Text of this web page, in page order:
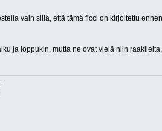
vain sillä, että tämä ficci on kirjoitettu
ja loppukin, mutta ne ovat vielä niin